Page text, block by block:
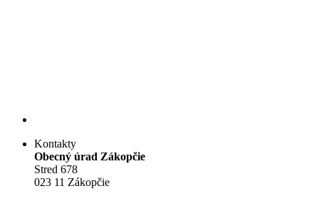
Kontakty
Obecný úrad Zákopčie
Stred 678
023 11 Zákopčie